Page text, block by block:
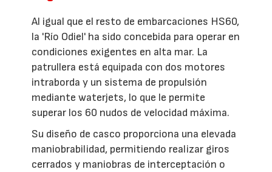
Al igual que el resto de embarcaciones HS60,
la 'Río Odiel' ha sido concebida para operar en
condiciones exigentes en alta mar. La
patrullera está equipada con dos motores
intraborda y un sistema de propulsión
mediante waterjets, lo que le permite
superar los 60 nudos de velocidad máxima.
Su diseño de casco proporciona una elevada
maniobrabilidad, permitiendo realizar giros
cerrados y maniobras de interceptación o